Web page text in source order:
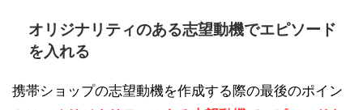
オリジナリティのある志望動機でエピソード
を入れる
携帯ショップの志望動機を作成する際の最後のポイン